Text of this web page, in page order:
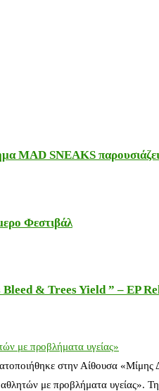
MAD SNEAKS
Φεστιβάλ
& Trees Yield ” – EP
με προβλήματα υγείας»
στην Αίθουσα
με προβλήματα υγείας».